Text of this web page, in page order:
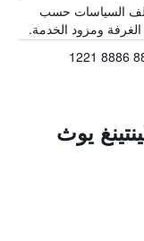
السياسات حسب
الغرفة ومزود الخدمة.
يوث